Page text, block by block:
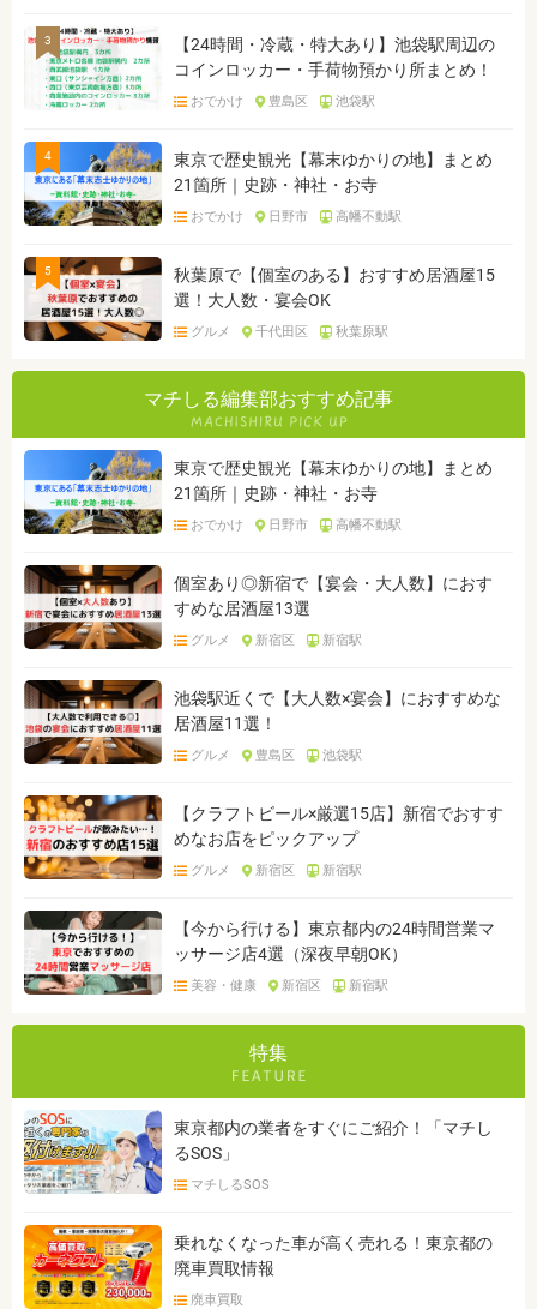
3
【24時間・冷蔵・特大あり】池袋駅周辺の
コインロッカー・手荷物預かり所まとめ！
おでかけ 豊島区 池袋駅
4
東京で歴史観光【幕末ゆかりの地】まとめ
21箇所｜史跡・神社・お寺
おでかけ 日野市 高幡不動駅
5
秋葉原で【個室のある】おすすめ居酒屋15
選！大人数・宴会OK
グルメ 千代田区 秋葉原駅
マチしる編集部おすすめ記事
東京で歴史観光【幕末ゆかりの地】まとめ
21箇所｜史跡・神社・お寺
おでかけ 日野市 高幡不動駅
個室あり◎新宿で【宴会・大人数】におす
すめな居酒屋13選
グルメ 新宿区 新宿駅
池袋駅近くで【大人数×宴会】におすすめな
居酒屋11選！
グルメ 豊島区 池袋駅
【クラフトビール×厳選15店】新宿でおすす
めなお店をピックアップ
グルメ 新宿区 新宿駅
【今から行ける】東京都内の24時間営業マ
ッサージ店4選（深夜早朝OK）
美容・健康 新宿区 新宿駅
特集
東京都内の業者をすぐにご紹介！「マチし
るSOS」
マチしるSOS
乗れなくなった車が高く売れる！東京都の
廃車買取情報
廃車買取